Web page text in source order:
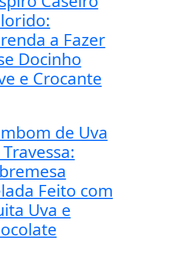
a Fazer
Docinho
e Crocante
de Uva
Feito com
Uva e